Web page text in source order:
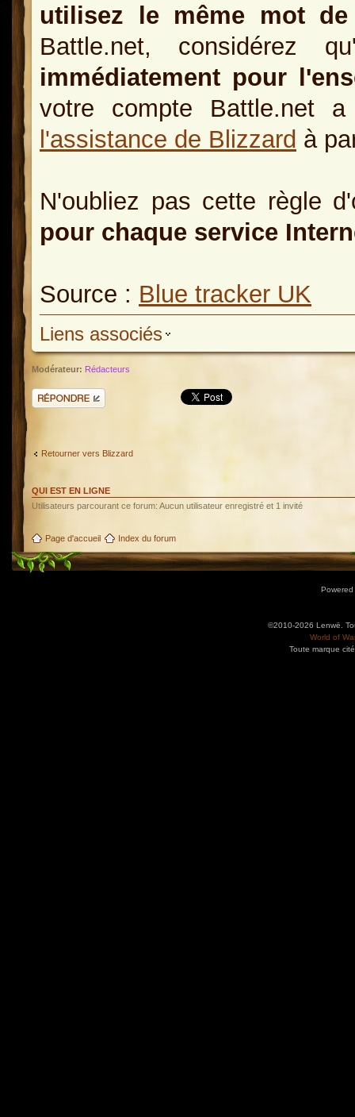
utilisez le même mot
Battle.net,
immédiatement pour
votre compte Battle.net
l'assistance de Blizzard à
N'oubliez pas cette règle
pour chaque service
Source : Blue tracker UK
Liens associés
Modérateur: Rédacteurs
Répondre
Retourner vers Blizzard
QUI EST EN LIGNE
Utilisateurs parcourant ce forum: Aucun utilisateur enregistré et 1 invité
Page d'accueil Index du forum
©2010-2026 Lenwë.
World of
Toute marque